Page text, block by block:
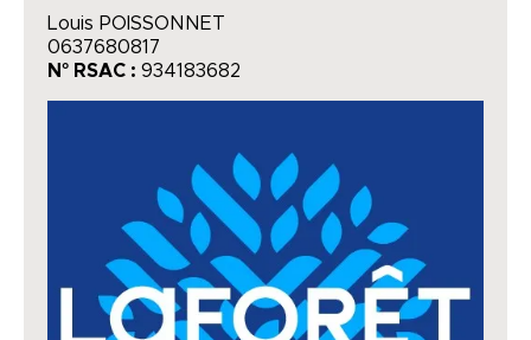
Louis POISSONNET
0637680817
N° RSAC : 934183682